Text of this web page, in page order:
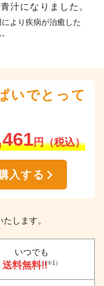
汁になりました。
より疾病が治癒した
いでとって
円（税込）
入する
します。
いつでも
送料無料!!（※1）